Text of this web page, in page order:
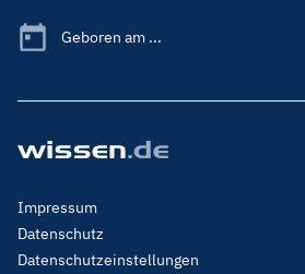
Geboren am ...
Footer
Menu
Legal
Impressum
Datenschutz
Datenschutzeinstellungen